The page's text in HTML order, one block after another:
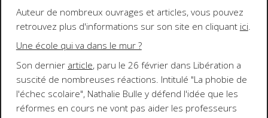
Auteur de nombreux ouvrages et articles, vous pouvez
retrouvez plus d'informations sur son site en cliquant ici.
Une école qui va dans le mur ?
Son dernier article, paru le 26 février dans Libération a
suscité de nombreuses réactions. Intitulé "La phobie de
l'échec scolaire", Nathalie Bulle y défend l'idée que les
réformes en cours ne vont pas aider les professeurs